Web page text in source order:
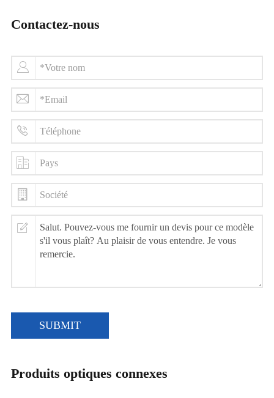
Contactez-nous
SUBMIT
Produits optiques connexes